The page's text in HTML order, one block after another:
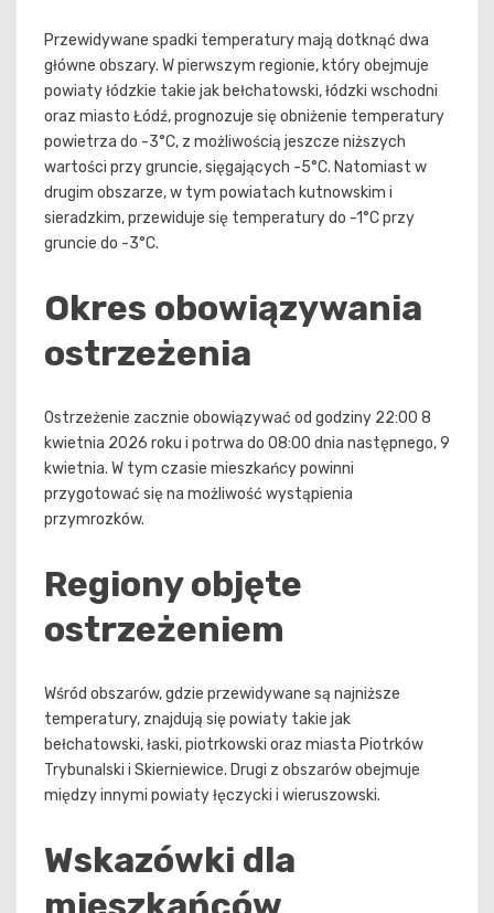
Przewidywane spadki temperatury mają dotknąć dwa
główne obszary. W pierwszym regionie, który obejmuje
powiaty łódzkie takie jak bełchatowski, łódzki wschodni
oraz miasto Łódź, prognozuje się obniżenie temperatury
powietrza do -3°C, z możliwością jeszcze niższych
wartości przy gruncie, sięgających -5°C. Natomiast w
drugim obszarze, w tym powiatach kutnowskim i
sieradzkim, przewiduje się temperatury do -1°C przy
gruncie do -3°C.
Okres obowiązywania
ostrzeżenia
Ostrzeżenie zacznie obowiązywać od godziny 22:00 8
kwietnia 2026 roku i potrwa do 08:00 dnia następnego, 9
kwietnia. W tym czasie mieszkańcy powinni
przygotować się na możliwość wystąpienia
przymrozków.
Regiony objęte
ostrzeżeniem
Wśród obszarów, gdzie przewidywane są najniższe
temperatury, znajdują się powiaty takie jak
bełchatowski, łaski, piotrkowski oraz miasta Piotrków
Trybunalski i Skierniewice. Drugi z obszarów obejmuje
między innymi powiaty łęczycki i wieruszowski.
Wskazówki dla